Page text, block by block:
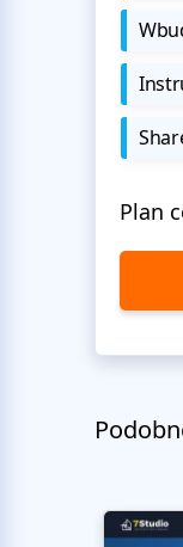
Plan